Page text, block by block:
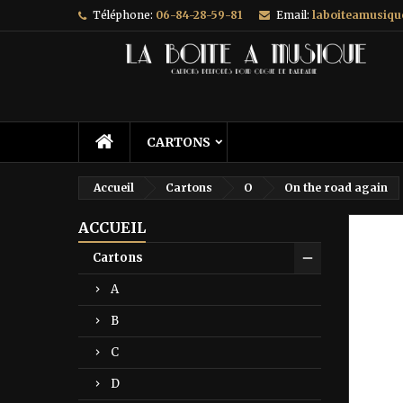
Téléphone: 06-84-28-59-81 Email:
CARTONS
Accueil Cartons O On the road again
ACCUEIL
Cartons
A
B
C
D